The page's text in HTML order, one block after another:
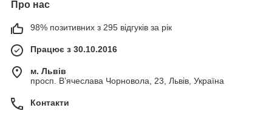
Про нас
98% позитивних з 295 відгуків за рік
Працює з 30.10.2016
м. Львів
просп. В’ячеслава Чорновола, 23, Львів, Україна
Контакти